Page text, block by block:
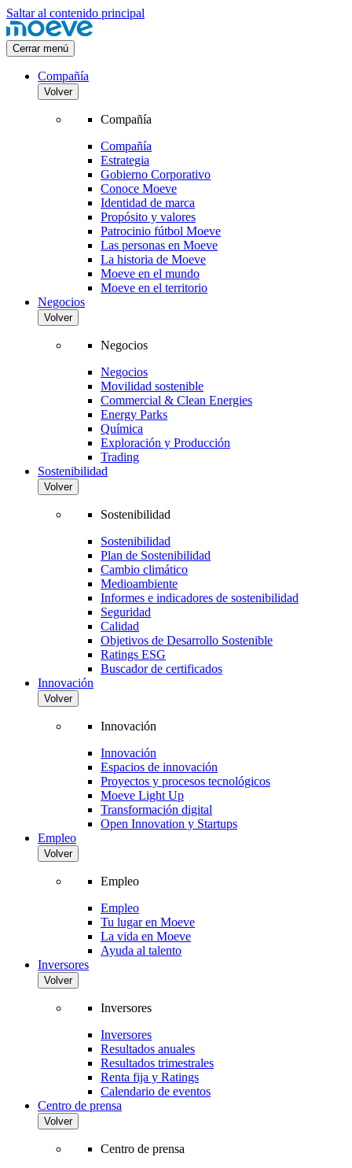
Saltar al contenido principal
Cerrar menú
Compañía
Volver
Compañía
Compañía
Estrategia
Gobierno Corporativo
Conoce Moeve
Identidad de marca
Propósito y valores
Patrocinio fútbol Moeve
Las personas en Moeve
La historia de Moeve
Moeve en el mundo
Moeve en el territorio
Negocios
Volver
Negocios
Negocios
Movilidad sostenible
Commercial & Clean Energies
Energy Parks
Química
Exploración y Producción
Trading
Sostenibilidad
Volver
Sostenibilidad
Sostenibilidad
Plan de Sostenibilidad
Cambio climático
Medioambiente
Informes e indicadores de sostenibilidad
Seguridad
Calidad
Objetivos de Desarrollo Sostenible
Ratings ESG
Buscador de certificados
Innovación
Volver
Innovación
Innovación
Espacios de innovación
Proyectos y procesos tecnológicos
Moeve Light Up
Transformación digital
Open Innovation y Startups
Empleo
Volver
Empleo
Empleo
Tu lugar en Moeve
La vida en Moeve
Ayuda al talento
Inversores
Volver
Inversores
Inversores
Resultados anuales
Resultados trimestrales
Renta fija y Ratings
Calendario de eventos
Centro de prensa
Volver
Centro de prensa